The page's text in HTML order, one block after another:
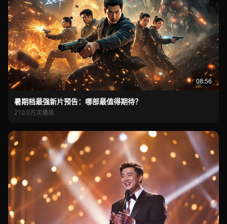
08:56
暑期档最强新片预告：哪部最值得期待？
210.0万次播放